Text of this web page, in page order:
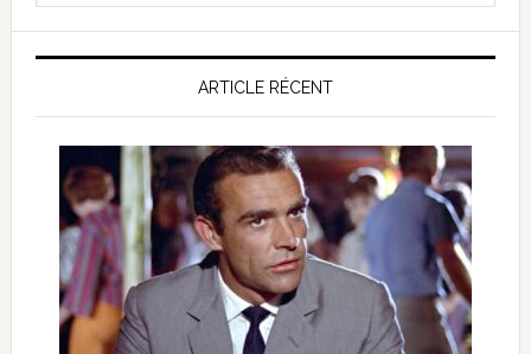
ARTICLE RÉCENT